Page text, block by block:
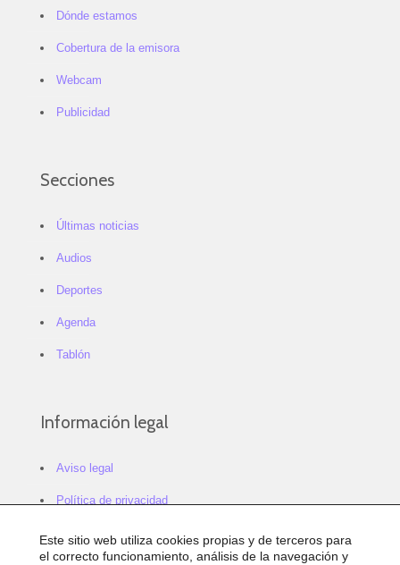
Dónde estamos
Cobertura de la emisora
Webcam
Publicidad
Secciones
Últimas noticias
Audios
Deportes
Agenda
Tablón
Información legal
Aviso legal
Política de privacidad
Política de cookies
Este sitio web utiliza cookies propias y de terceros para
el correcto funcionamiento, análisis de la navegación y